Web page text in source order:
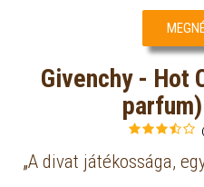
Givenchy - Hot
„A divat játékossága,